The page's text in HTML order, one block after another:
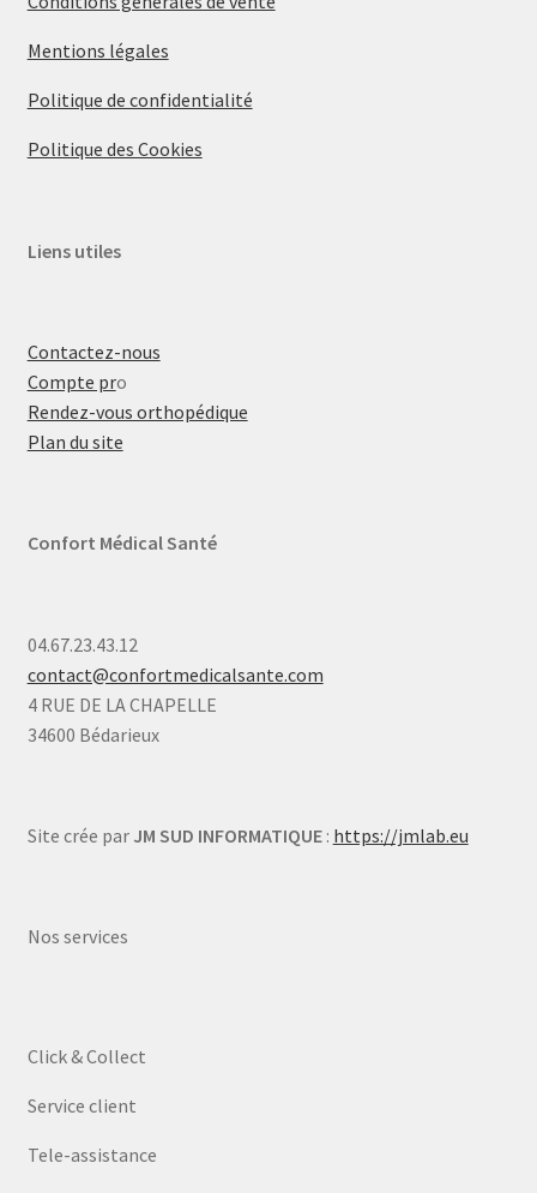
Mentions légales
Politique de confidentialité
Politique des Cookies
Liens utiles
Contactez-nous
Compte pro
Rendez-vous orthopédique
Plan du site
Confort Médical Santé
04.67.23.43.12
contact@confortmedicalsante.com
4 RUE DE LA CHAPELLE
34600 Bédarieux
Site crée par JM SUD INFORMATIQUE: https://jmlab.eu
Nos services
Click & Collect
Service client
Tele-assistance